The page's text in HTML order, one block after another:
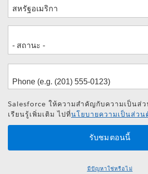
อยู่
Salesforce ให้ความสำคัญกับความเป็นส่
เรียนรู้เพิ่มเติม ไปที่นโยบายความเป็นส่วน
มีปัญหาใช่หรือไม่